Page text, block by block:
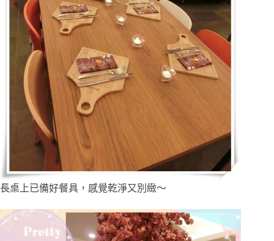
長桌上已備好餐具，感覺乾淨又別緻～